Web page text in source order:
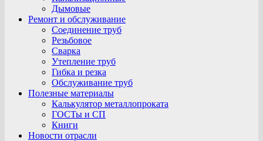
Дымовые
Ремонт и обслуживание
Соединение труб
Резьбовое
Сварка
Утепление труб
Гибка и резка
Обслуживание труб
Полезные материалы
Калькулятор металлопроката
ГОСТы и СП
Книги
Новости отрасли